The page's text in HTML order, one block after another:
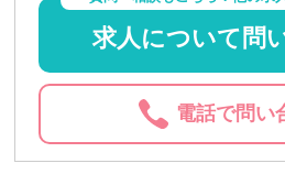
求人について問
電話で問い